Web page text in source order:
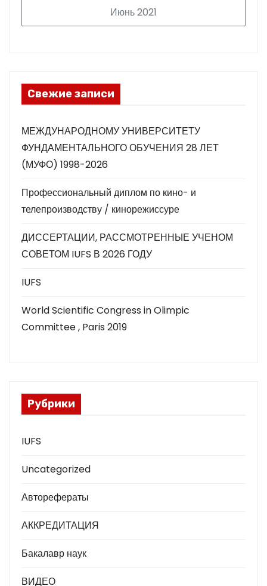
Июнь 2021
Свежие записи
МЕЖДУНАРОДНОМУ УНИВЕРСИТЕТУ
ФУНДАМЕНТАЛЬНОГО ОБУЧЕНИЯ 28 ЛЕТ
(МУФО) 1998-2026
Профессиональный диплом по кино- и
телепроизводству / кинорежиссуре
ДИССЕРТАЦИИ, РАССМОТРЕННЫЕ УЧЕНОМ
СОВЕТОМ IUFS В 2026 ГОДУ
IUFS
World Scientific Congress in Olimpic
Committee , Paris 2019
Рубрики
IUFS
Uncategorized
Авторефераты
АККРЕДИТАЦИЯ
Бакалавр наук
ВИДЕО